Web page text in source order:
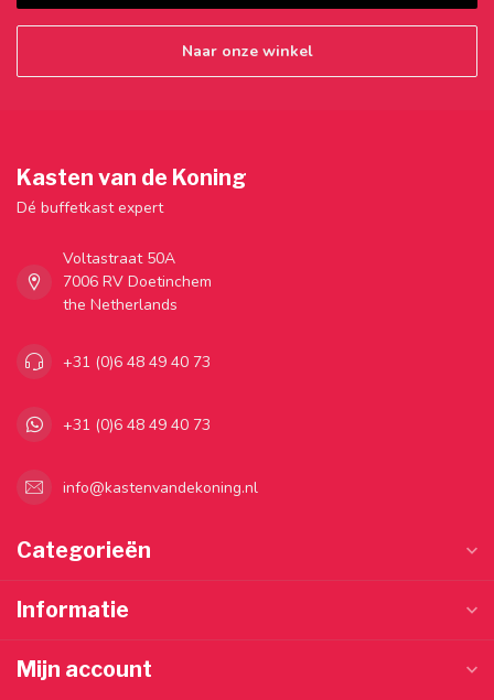
Naar onze winkel
Kasten van de Koning
Dé buffetkast expert
Voltastraat 50A
7006 RV Doetinchem
the Netherlands
+31 (0)6 48 49 40 73
+31 (0)6 48 49 40 73
info@kastenvandekoning.nl
Categorieën
Informatie
Mijn account